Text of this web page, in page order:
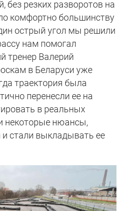
без резких разворотов на
комфортно большинству
острый угол мы решили
нам помогал
тренер Валерий
в Беларуси уже
траектория была
перенесли ее на
в реальных
некоторые нюансы,
и стали выкладывать ее